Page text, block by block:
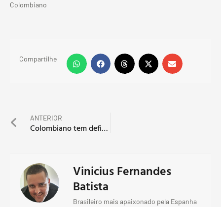
Colombiano
Compartilhe
ANTERIOR
Colombiano tem definição dos confrontos das quartas de final
Vinicius Fernandes
Batista
Brasileiro mais apaixonado pela Espanha